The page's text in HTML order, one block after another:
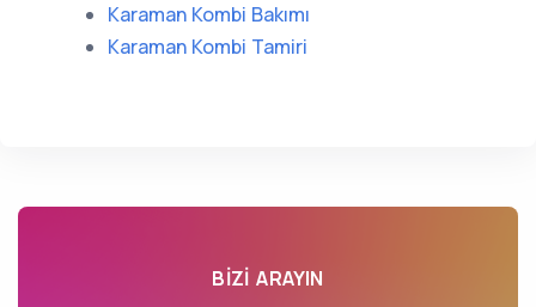
Karaman Kombi Bakımı
Karaman Kombi Tamiri
BIZI ARAYIN